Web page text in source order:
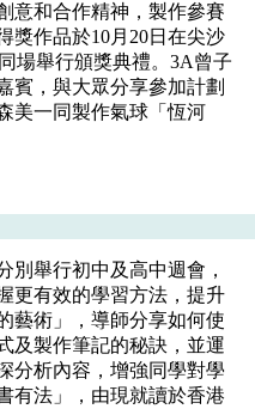
意和合作精神，製作參賽
獎作品於10月20日在尖沙
場舉行頒獎典禮。3A曾子
賓，與大眾分享參加計劃
美一同製作氣球「恆河
別舉行初中及高中週會，
更有效的學習方法，提升
藝術」，導師分享如何使
及製作筆記的秘訣，並運
分析內容，增強同學對學
有法」，由現就讀於香港